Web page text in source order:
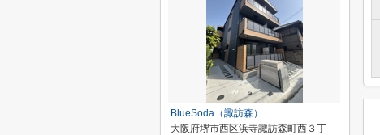
BlueSoda（諏訪森）
大阪府堺市西区浜寺諏訪森町西３丁